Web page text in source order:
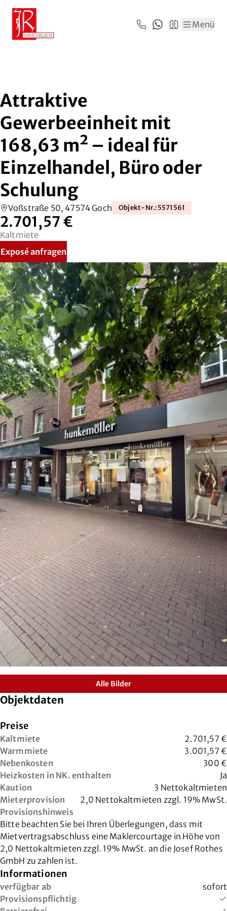
Zum Hauptinhalt springen
Zum Fuß springen
Menü
Attraktive
Gewerbeeinheit mit
168,63 m² – ideal für
Einzelhandel, Büro oder
Schulung
Voßstraße 50, 47574 Goch Objekt-Nr.:5571561
2.701,57 €
Kaltmiete
Exposé anfragen
Alle Bilder
Objektdaten
Preise
Kaltmiete
2.701,57 €
Warmmiete
3.001,57 €
Nebenkosten
300 €
Heizkosten in NK. enthalten
Ja
Kaution
3 Nettokaltmieten
Mieterprovision
2,0 Nettokaltmieten zzgl. 19% MwSt.
Provisionshinweis
Bitte beachten Sie bei Ihren Überlegungen, dass mit
Mietvertragsabschluss eine Maklercourtage in Höhe von
2,0 Nettokaltmieten zzgl. 19% MwSt. an die Josef Rothes
GmbH zu zahlen ist.
Informationen
verfügbar ab
sofort
Provisionspflichtig